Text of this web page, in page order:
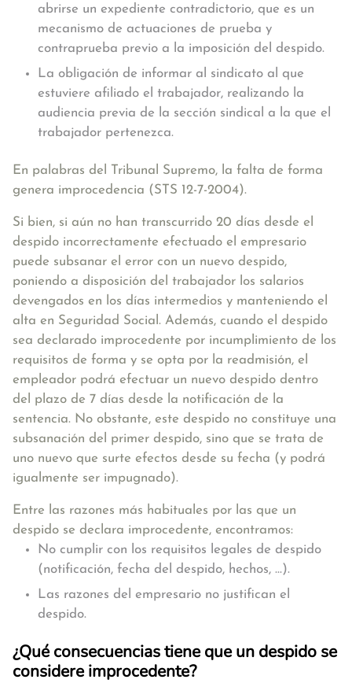
abrirse un expediente contradictorio, que es un
mecanismo de actuaciones de prueba y
contraprueba previo a la imposición del despido.
La obligación de informar al sindicato al que
estuviere afiliado el trabajador, realizando la
audiencia previa de la sección sindical a la que el
trabajador pertenezca.
En palabras del Tribunal Supremo, la falta de forma
genera improcedencia (STS 12-7-2004).
Si bien, si aún no han transcurrido 20 días desde el
despido incorrectamente efectuado el empresario
puede subsanar el error con un nuevo despido,
poniendo a disposición del trabajador los salarios
devengados en los días intermedios y manteniendo el
alta en Seguridad Social. Además, cuando el despido
sea declarado improcedente por incumplimiento de los
requisitos de forma y se opta por la readmisión, el
empleador podrá efectuar un nuevo despido dentro
del plazo de 7 días desde la notificación de la
sentencia. No obstante, este despido no constituye una
subsanación del primer despido, sino que se trata de
uno nuevo que surte efectos desde su fecha (y podrá
igualmente ser impugnado).
Entre las razones más habituales por las que un
despido se declara improcedente, encontramos:
No cumplir con los requisitos legales de despido
(notificación, fecha del despido, hechos, ...).
Las razones del empresario no justifican el
despido.
¿Qué consecuencias tiene que un despido se
considere improcedente?